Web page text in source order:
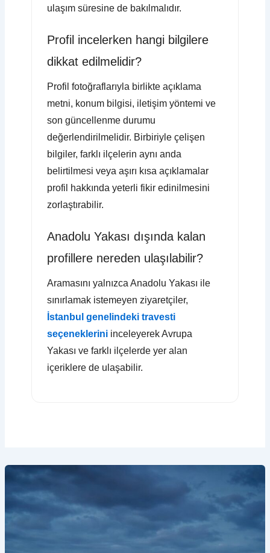
ulaşım süresine de bakılmalıdır.
Profil incelerken hangi bilgilere
dikkat edilmelidir?
Profil fotoğraflarıyla birlikte açıklama
metni, konum bilgisi, iletişim yöntemi ve
son güncellenme durumu
değerlendirilmelidir. Birbiriyle çelişen
bilgiler, farklı ilçelerin aynı anda
belirtilmesi veya aşırı kısa açıklamalar
profil hakkında yeterli fikir edinilmesini
zorlaştırabilir.
Anadolu Yakası dışında kalan
profillere nereden ulaşılabilir?
Aramasını yalnızca Anadolu Yakası ile
sınırlamak istemeyen ziyaretçiler,
İstanbul genelindeki travesti
seçenekleriniinceleyerek Avrupa
Yakası ve farklı ilçelerde yer alan
içeriklere de ulaşabilir.